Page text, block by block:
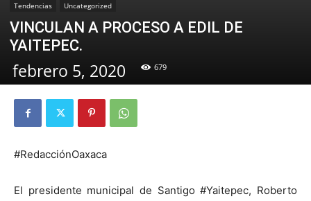
Tendencias Uncategorized
VINCULAN A PROCESO A EDIL DE
YAITEPEC.
febrero 5, 2020 679
#RedacciónOaxaca
El presidente municipal de Santigo #Yaitepec, Roberto